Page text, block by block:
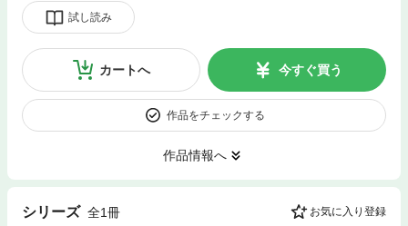
試し読み
カートへ 今すぐ買う
作品をチェックする
作品情報へ
シリーズ 全1冊 お気に入り登録